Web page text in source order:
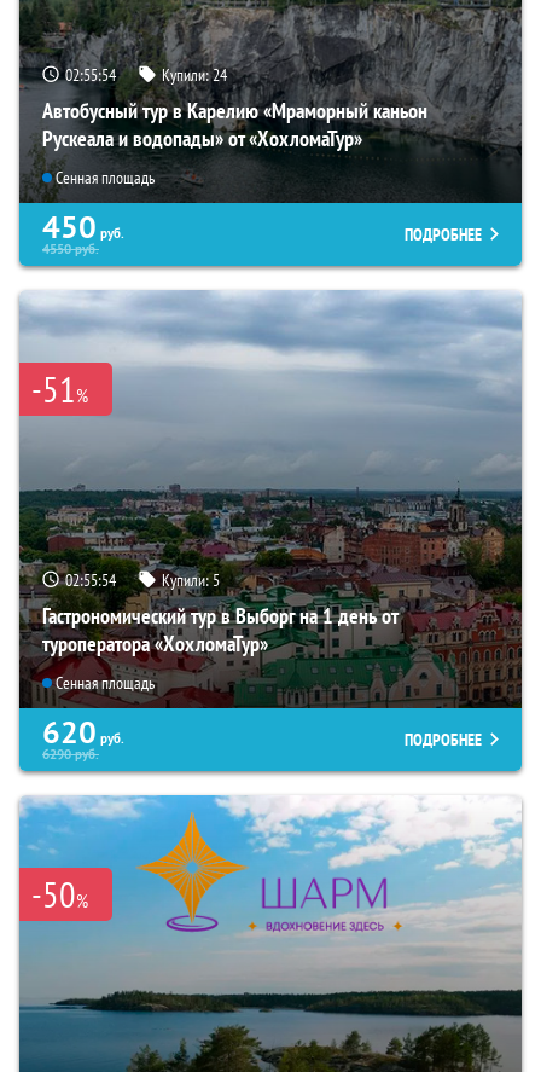
02:55:53 Купили:24
Автобусный тур в Карелию «Мраморный каньон
Рускеала и водопады» от «ХохломаТур»
Сенная площадь
450 руб.
4550руб.
ПОДРОБНЕЕ
-51%
02:55:53 Купили:5
Гастрономический тур в Выборг на 1 день от
туроператора «ХохломаТур»
Сенная площадь
620 руб.
6290руб.
ПОДРОБНЕЕ
-50%